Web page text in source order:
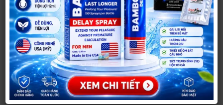
Bạn có thể muaGel Bôi Trơn Giảm Đau Cokelife
Mát Lạnh 85mltạiShop Người Lớn 37.
Với hơn14 năm hoạt động, shop chuyên tư vấn và
cung cấp sản phẩm chính hãng, hỗ trợ khách hàng
lựa chọn kín đáo, phù hợp nhu cầu.
Sản phẩm chính hãng, thông tin rõ ràng.
Tư vấn riêng tư, phù hợp nhu cầu sử dụng.